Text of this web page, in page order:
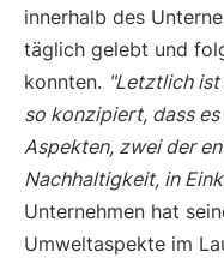
innerhalb des
täglich gelebt und
konnten. "Letztlich ist
so konzipiert, dass
Aspekten, zwei der
Nachhaltigkeit, in
Unternehmen hat
Umweltaspekte im